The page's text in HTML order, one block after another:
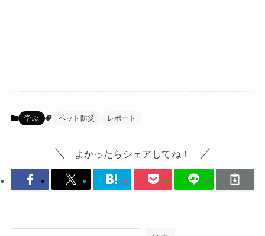
学ぶ ペット防災 レポート
よかったらシェアしてね！